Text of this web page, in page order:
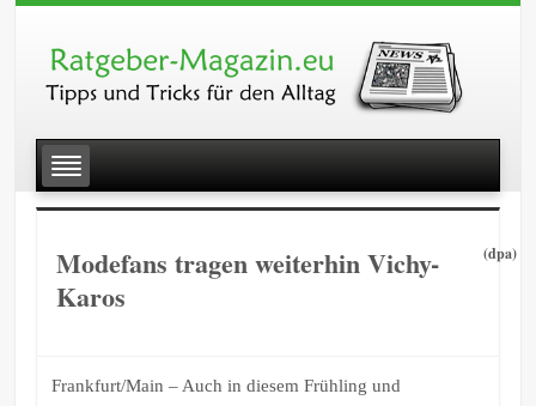
Modefans tragen weiterhin Vichy-
Karos
(dpa)
Frankfurt/Main – Auch in diesem Frühling und